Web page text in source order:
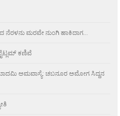
ನೆರಳನು ಮರವೇ ನುಂಗಿ ಹಾಕಿದಾಗ…
ಕಣಿವೆ
ಅಮವಾಸ್ಯೆ: ಚಬನೂರ ಅಮೋಗ ಸಿದ್ದನ